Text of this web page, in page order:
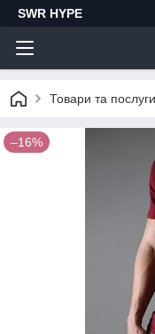
SWR HYPE
Товари та послуги
–16%